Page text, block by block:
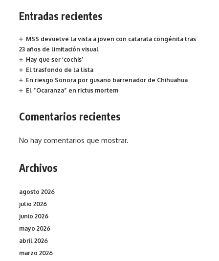
Entradas recientes
MSS devuelve la vista a joven con catarata congénita tras
23 años de limitación visual
Hay que ser ‘cochis’
El trasfondo de la lista
En riesgo Sonora por gusano barrenador de Chihuahua
El “Ocaranza” en rictus mortem
Comentarios recientes
No hay comentarios que mostrar.
Archivos
agosto 2026
julio 2026
junio 2026
mayo 2026
abril 2026
marzo 2026